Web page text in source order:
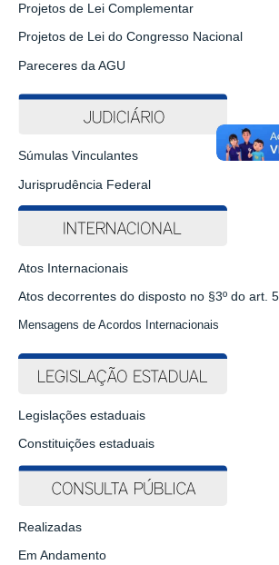
Projetos de Lei Complementar
Projetos de Lei do Congresso Nacional
Pareceres da AGU
Súmulas Vinculantes
Jurisprudência Federal
Atos Internacionais
Atos decorrentes do disposto no §3º do art.
Mensagens de Acordos Internacionais
Legislações estaduais
Constituições estaduais
Realizadas
Em Andamento